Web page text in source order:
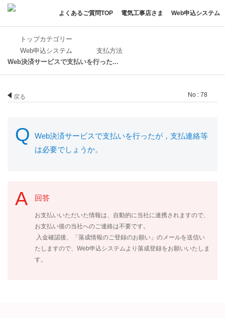
よくあるご質問TOP 電気工事店さま Web申込システム
トップカテゴリー
Web申込システム
支払方法
Web決済サービスで支払いを行った...
戻る No : 78
Web決済サービスで支払いを行ったが，支払連絡等
は必要でしょうか。
回答
お支払いいただいた情報は、自動的に当社に連携されますので、
お支払い後の当社へのご連絡は不要です。
入金確認後、「落成情報のご登録のお願い」のメールを送信い
たしますので、Web申込システムより落成登録をお願いいたしま
す。